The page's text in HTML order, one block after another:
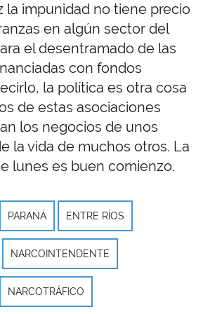
la impunidad no tiene precio
en algún sector del
el desentramado de las
con fondos
la política es otra cosa
de estas asociaciones
los negocios de unos
la vida de muchos otros. La
lunes es buen comienzo.
PARANÁ ENTRE RÍOS
NARCOINTENDENTE
NARCOTRÁFICO